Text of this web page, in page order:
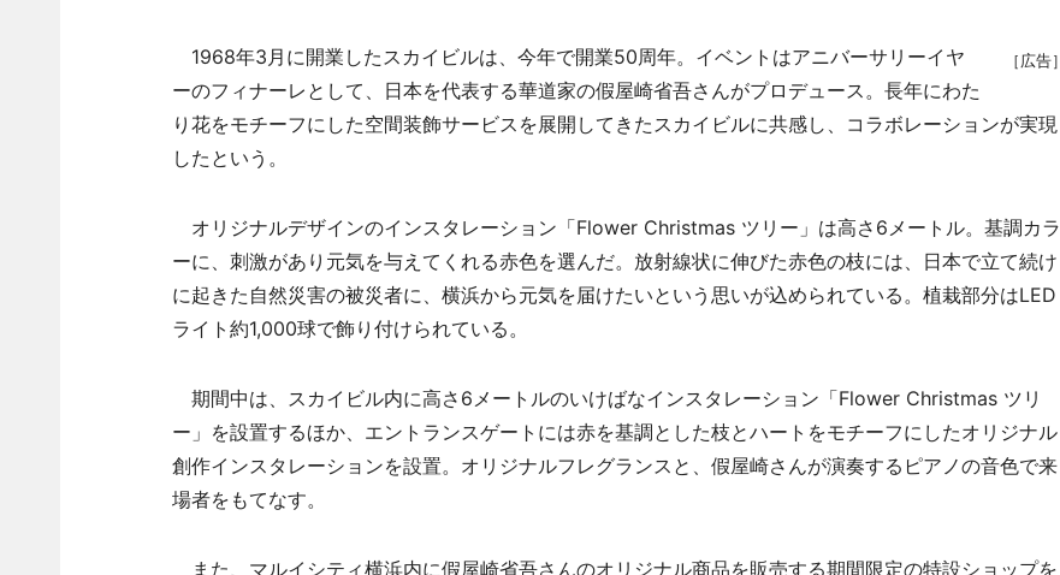
［広告］
1968年3月に開業したスカイビルは、今年で開業50周年。イベントはアニバーサリーイヤ
ーのフィナーレとして、日本を代表する華道家の假屋崎省吾さんがプロデュース。長年にわた
り花をモチーフにした空間装飾サービスを展開してきたスカイビルに共感し、コラボレーションが実現
したという。
オリジナルデザインのインスタレーション「Flower Christmas ツリー」は高さ6メートル。基調カラ
ーに、刺激があり元気を与えてくれる赤色を選んだ。放射線状に伸びた赤色の枝には、日本で立て続け
に起きた自然災害の被災者に、横浜から元気を届けたいという思いが込められている。植栽部分はLED
ライト約1,000球で飾り付けられている。
期間中は、スカイビル内に高さ6メートルのいけばなインスタレーション「Flower Christmas ツリ
ー」を設置するほか、エントランスゲートには赤を基調とした枝とハートをモチーフにしたオリジナル
創作インスタレーションを設置。オリジナルフレグランスと、假屋崎さんが演奏するピアノの音色で来
場者をもてなす。
また、マルイシティ横浜内に假屋崎省吾さんのオリジナル商品を販売する期間限定の特設ショップを